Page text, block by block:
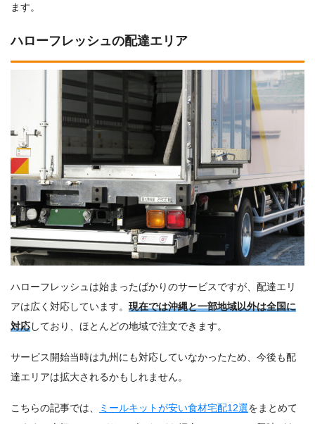
ます。
ハローフレッシュの配達エリア
ハローフレッシュは始まったばかりのサービスですが、配達エリ
アは広く対応しています。 現在では沖縄と一部地域以外は全国に
対応しており、ほとんどの地域で注文できます。
サービス開始当時は九州にも対応していなかったため、今後も配
達エリアは拡大されるかもしれません。
こちらの記事では、 ミールキットが安い食材宅配12選をまとめて